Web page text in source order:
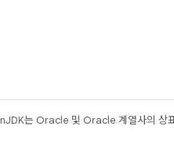
는 Oracle 및 Oracle 계열사의 상